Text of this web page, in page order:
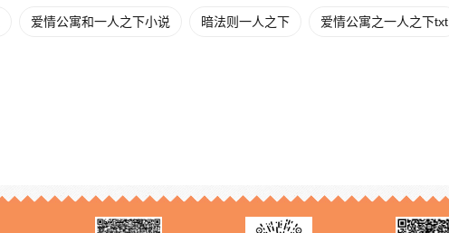
爱情公寓和一人之下小说 暗法则一人之下 爱情公寓之一人之下txt